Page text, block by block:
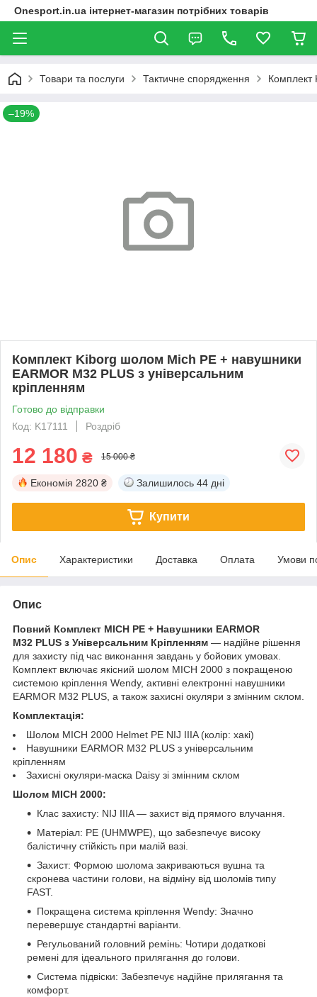
Onesport.in.ua інтернет-магазин потрібних товарів
Товари та послуги Тактичне спорядження Комплект
–19%
Комплект Kiborg шолом Mich PE + навушники
EARMOR M32 PLUS з універсальним
кріпленням
Готово до відправки
Код: K17111
Роздріб
12 180 ₴ 15 000 ₴
Економія 2820 ₴ Залишилось 44 дні
Купити
Опис Характеристики Доставка Оплата Умови
Опис
Повний Комплект MICH PE + Навушники EARMOR
M32 PLUS з Універсальним Кріпленням — надійне рішення
для захисту під час виконання завдань у бойових умовах.
Комплект включає якісний шолом MICH 2000 з покращеною
системою кріплення Wendy, активні електронні навушники
EARMOR M32 PLUS, а також захисні окуляри з змінним склом.
Комплектація:
Шолом MICH 2000 Helmet PE NIJ IIIA (колір: хакі)
Навушники EARMOR M32 PLUS з універсальним
кріпленням
Захисні окуляри-маска Daisy зі змінним склом
Шолом MICH 2000:
Клас захисту: NIJ IIIA — захист від прямого влучання.
Матеріал: PE (UHMWPE), що забезпечує високу
балістичну стійкість при малій вазі.
Захист: Формою шолома закриваються вушна та
скронева частини голови, на відміну від шоломів типу
FAST.
Покращена система кріплення Wendy: Значно
перевершує стандартні варіанти.
Регульований головний ремінь: Чотири додаткові
ремені для ідеального прилягання до голови.
Система підвіски: Забезпечує надійне прилягання та
комфорт.